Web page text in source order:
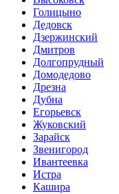
Голицыно
Дедовск
Дзержинский
Дмитров
Долгопрудный
Домодедово
Дрезна
Дубна
Егорьевск
Жуковский
Зарайск
Звенигород
Ивантеевка
Истра
Кашира